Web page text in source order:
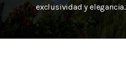
exclusividad y elegancia.